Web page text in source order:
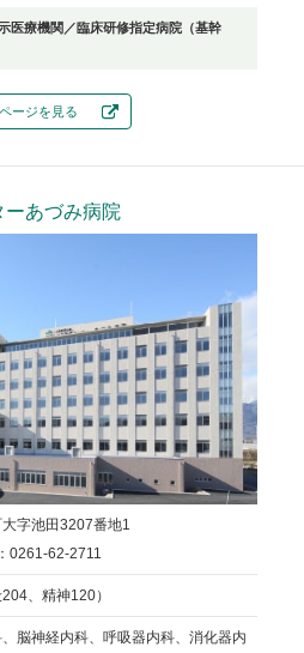
医療機関／臨床研修指定病院（基幹
ージを見る
あづみ病院
字池田3207番地1
0261-62-2711
、精神120）
脳神経内科、呼吸器内科、消化器内